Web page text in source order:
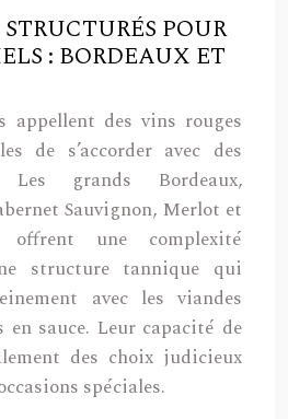
POUR
: BORDEAUX ET
appellent des vins rouges
de s’accorder avec des
grands Bordeaux,
Sauvignon, Merlot et
offrent une complexité
structure tannique qui
avec les viandes
sauce. Leur capacité de
des choix judicieux
spéciales.